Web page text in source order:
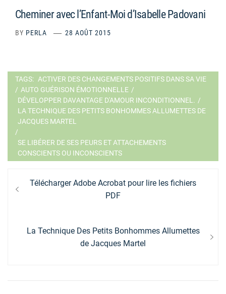
Cheminer avec l’Enfant-Moi d’Isabelle Padovani
BY PERLA 28 AOÛT 2015
TAGS: ACTIVER DES CHANGEMENTS POSITIFS DANS SA VIE
/ AUTO GUÉRISON ÉMOTIONNELLE /
DÉVELOPPER DAVANTAGE D'AMOUR INCONDITIONNEL. /
LA TECHNIQUE DES PETITS BONHOMMES ALLUMETTES DE
JACQUES MARTEL
/
SE LIBÉRER DE SES PEURS ET ATTACHEMENTS
CONSCIENTS OU INCONSCIENTS
Navigation
de
Previous
Télécharger Adobe Acrobat pour lire les fichiers
PDF
Next
La Technique Des Petits Bonhommes Allumettes
de Jacques Martel